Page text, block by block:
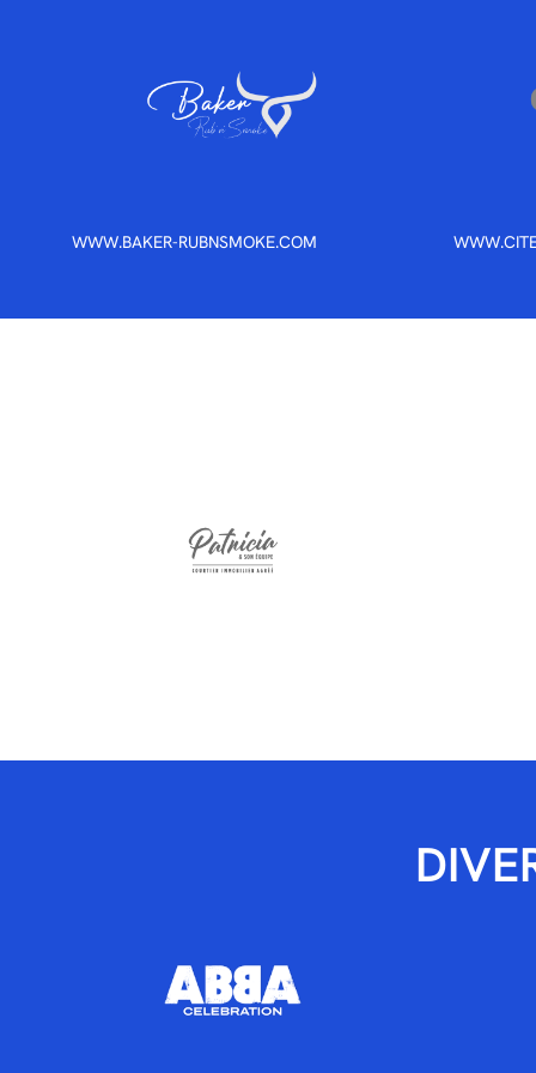
WWW.BAKER-RUBNSMOKE.COM